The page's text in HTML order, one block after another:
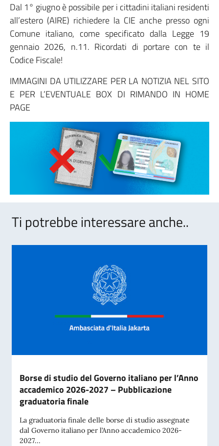
Dal 1° giugno è possibile per i cittadini italiani residenti
all’estero (AIRE) richiedere la CIE anche presso ogni
Comune italiano, come specificato dalla Legge 19
gennaio 2026, n.11. Ricordati di portare con te il
Codice Fiscale!
IMMAGINI DA UTILIZZARE PER LA NOTIZIA NEL SITO
E PER L’EVENTUALE BOX DI RIMANDO IN HOME
PAGE
Ti potrebbe interessare anche..
Borse di studio del Governo italiano per l’Anno
accademico 2026-2027 – Pubblicazione
graduatoria finale
La graduatoria finale delle borse di studio assegnate
dal Governo italiano per l’Anno accademico 2026-
2027...